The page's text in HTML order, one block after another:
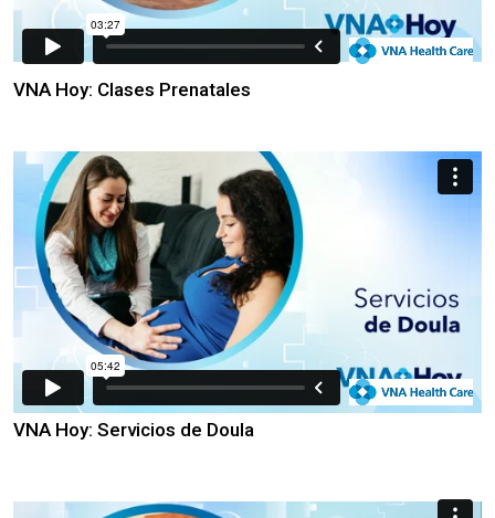
VNA Hoy: Clases Prenatales
VNA Hoy: Servicios de Doula